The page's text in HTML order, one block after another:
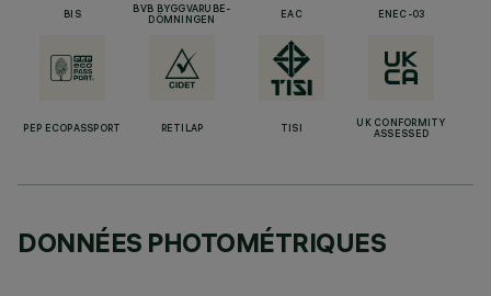
BIS
BVB BYGGVARUBE-
DÖMNINGEN
EAC ENEC-03
PEP ECOPASSPORT RETILAP TISI
UK CONFORMITY
ASSESSED
DONNÉES PHOTOMÉTRIQUES